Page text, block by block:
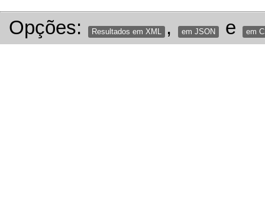
Opções: Resultados em XML , em JSON e em